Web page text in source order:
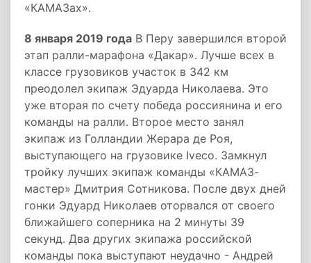
«КАМАЗах».
8 января 2019 года В Перу завершился второй
этап ралли-марафона «Дакар». Лучше всех в
классе грузовиков участок в 342 км
преодолел экипаж Эдуарда Николаева. Это
уже вторая по счету победа россиянина и его
команды на ралли. Второе место занял
экипаж из Голландии Жерара де Роя,
выступающего на грузовике Iveco. Замкнул
тройку лучших экипаж команды «КАМАЗ-
мастер» Дмитрия Сотникова. После двух дней
гонки Эдуард Николаев оторвался от своего
ближайшего соперника на 2 минуты 39
секунд. Два других экипажа российской
команды пока выступают неудачно - Андрей